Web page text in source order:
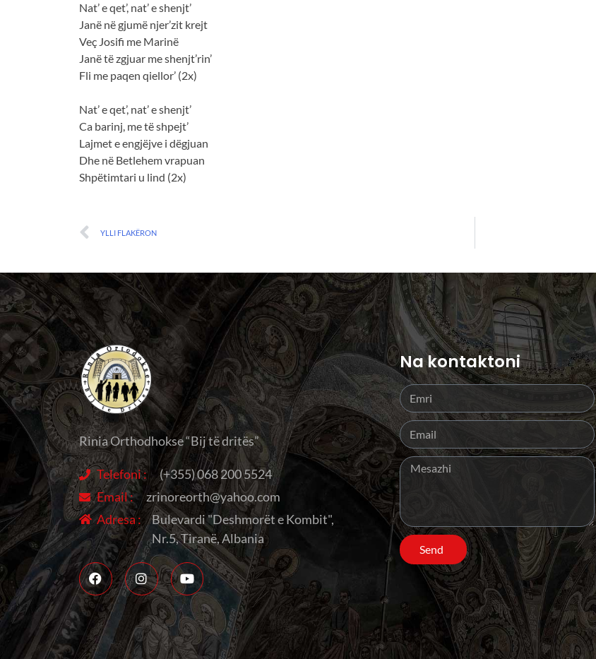
Nat’ e qet’, nat’ e shenjt’
Janë në gjumë njer’zit krejt
Veç Josifi me Marinë
Janë të zgjuar me shenjt’rin’
Fli me paqen qiellor’ (2x)
Nat’ e qet’, nat’ e shenjt’
Ca barinj, me të shpejt’
Lajmet e engjëjve i dëgjuan
Dhe në Betlehem vrapuan
Shpëtimtari u lind (2x)
YLLI FLAKËRON
Rinia Orthodhokse “Bij të dritës”
Telefoni :
(+355) 068 200 5524
Email :
zrinoreorth@yahoo.com
Adresa :
Bulevardi "Deshmorët e Kombit",
Nr.5, Tiranë, Albania
Na kontaktoni
Send